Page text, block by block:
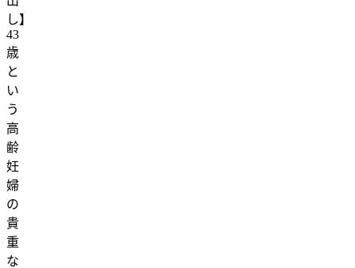
し】
43
歳
と
い
う
高
齢
妊
婦
の
貴
重
な